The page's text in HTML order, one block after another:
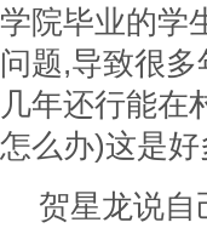
学院毕业的学
问题,导致很
几年还行能在
怎么办)这是
贺星龙说自